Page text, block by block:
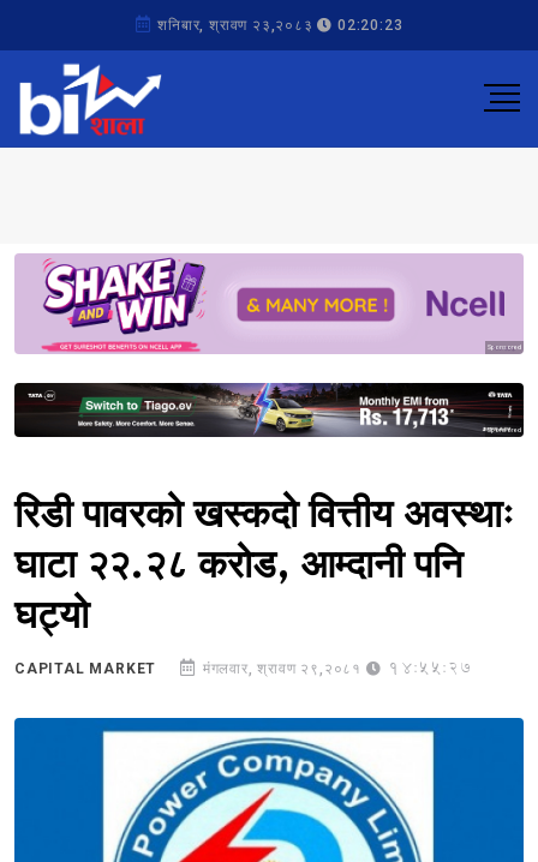
शनिबार, श्रावण २३,२०८३ 02:20:23
Sponsored
Sponsored
रिडी पावरको खस्कदो वित्तीय अवस्थाः
घाटा २२.२८ करोड, आम्दानी पनि
घट्यो
CAPITAL MARKET मंगलवार, श्रावण २९,२०८१ 14:55:27